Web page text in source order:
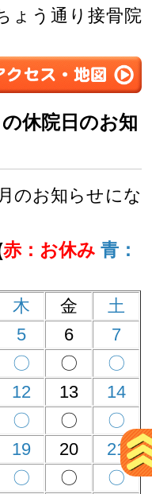
ょう通り接骨院
休院日のお知
のお知らせにな
赤：お休み 青：
木 金
土
5 6
7
〇 〇
〇
12 13
14
〇 〇
〇
19 20
21
〇 〇 〇